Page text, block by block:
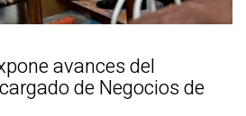
avances del
de Negocios de